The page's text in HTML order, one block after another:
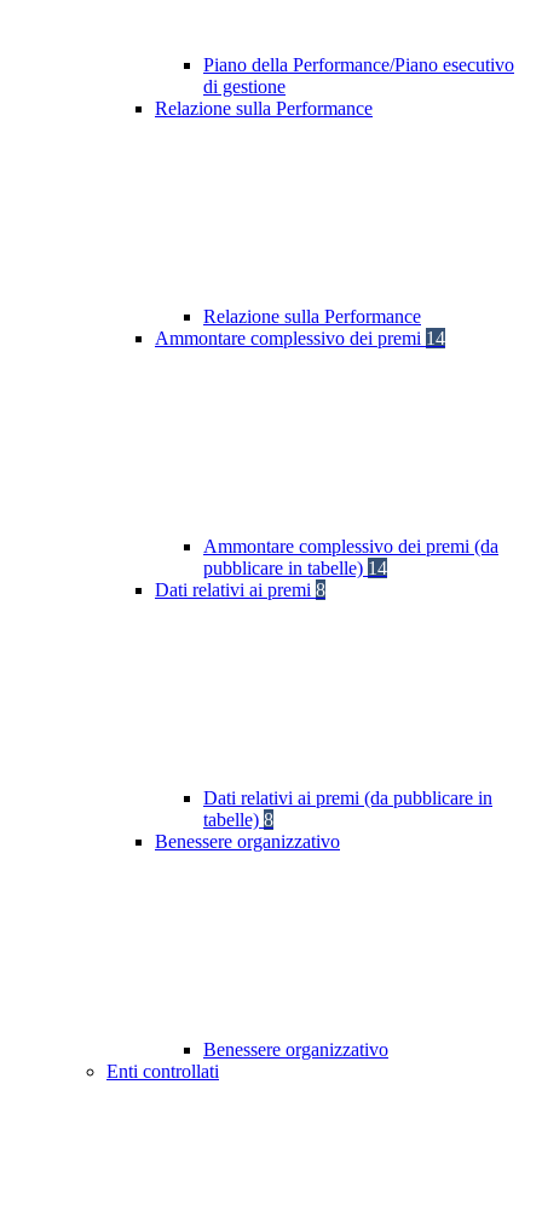
Piano della Performance/Piano esecutivo
di gestione
Relazione sulla Performance
Relazione sulla Performance
Ammontare complessivo dei premi 14
Ammontare complessivo dei premi (da
pubblicare in tabelle) 14
Dati relativi ai premi 8
Dati relativi ai premi (da pubblicare in
tabelle) 8
Benessere organizzativo
Benessere organizzativo
Enti controllati